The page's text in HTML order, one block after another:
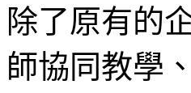
除了原有的
師協同教學